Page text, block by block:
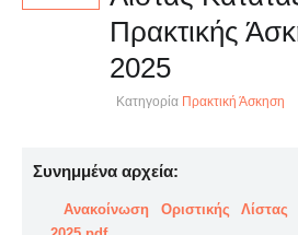
Πρακτικής
2025
Κατηγορία Πρακτική Άσκηση
Συνημμένα αρχεία:
Ανακοίνωση Οριστικής